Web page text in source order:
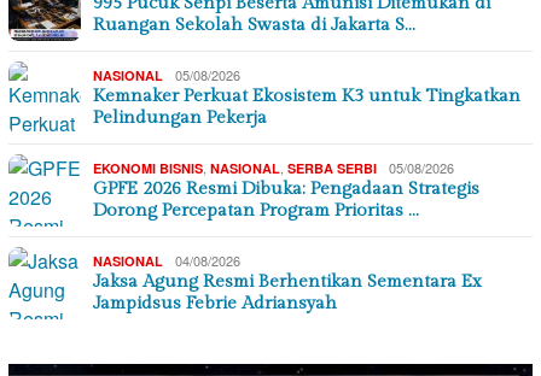
Ruangan Sekolah Swasta di Jakarta S…
NASIONAL 05/08/2026
Kemnaker Perkuat Ekosistem K3 untuk Tingkatkan
Pelindungan Pekerja
EKONOMI BISNIS NASIONAL SERBA SERBI 05/08/2026
GPFE 2026 Resmi Dibuka: Pengadaan Strategis
Dorong Percepatan Program Prioritas …
NASIONAL 04/08/2026
Jaksa Agung Resmi Berhentikan Sementara Ex
Jampidsus Febrie Adriansyah